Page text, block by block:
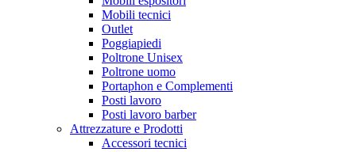
Mobili tecnici
Outlet
Poggiapiedi
Poltrone Unisex
Poltrone uomo
Portaphon e Complementi
Posti lavoro
Posti lavoro barber
Attrezzature e Prodotti
Accessori tecnici